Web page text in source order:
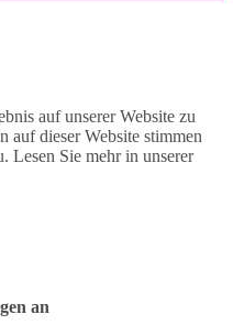
auf unserer Website zu
auf dieser Website stimmen
Lesen Sie mehr in unserer
an